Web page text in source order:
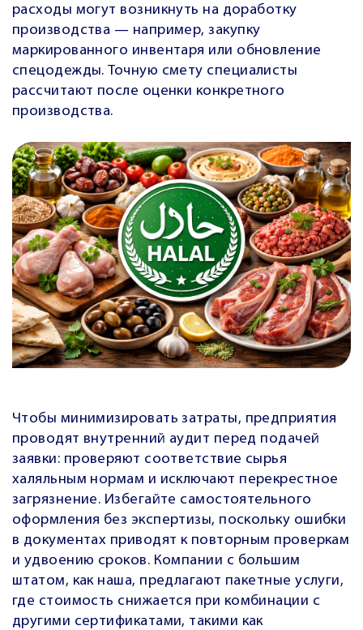
расходы могут возникнуть на доработку
производства — например, закупку
маркированного инвентаря или обновление
спецодежды. Точную смету специалисты
рассчитают после оценки конкретного
производства.
Чтобы минимизировать затраты, предприятия
проводят внутренний аудит перед подачей
заявки: проверяют соответствие сырья
халяльным нормам и исключают перекрестное
загрязнение. Избегайте самостоятельного
оформления без экспертизы, поскольку ошибки
в документах приводят к повторным проверкам
и удвоению сроков. Компании с большим
штатом, как наша, предлагают пакетные услуги,
где стоимость снижается при комбинации с
другими сертификатами, такими как